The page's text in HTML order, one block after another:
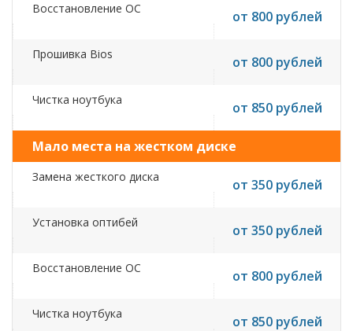
Восстановление ОС от 800 рублей
Прошивка Bios от 800 рублей
Чистка ноутбука от 850 рублей
Мало места на жестком диске
Замена жесткого диска от 350 рублей
Установка оптибей от 350 рублей
Восстановление ОС от 800 рублей
Чистка ноутбука от 850 рублей